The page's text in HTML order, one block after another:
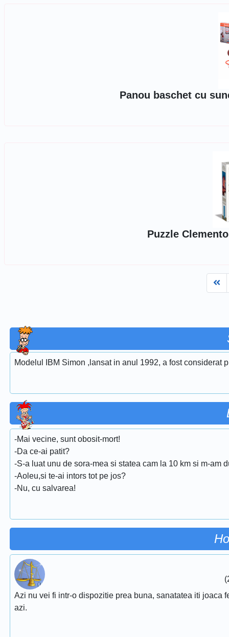
Panou baschet cu
Puzzle
Modelul IBM Simon ,lansat in anul 1992, a fost considerat
-Mai vecine, sunt obosit-mort!
-Da ce-ai patit?
-S-a luat unu de sora-mea si statea cam la 10 km si m-am
-Aoleu,si te-ai intors tot pe jos?
-Nu, cu salvarea!
Azi nu vei fi intr-o dispozitie prea buna, sanatatea iti joaca
azi.